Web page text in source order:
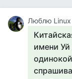
Люблю Linux
имени